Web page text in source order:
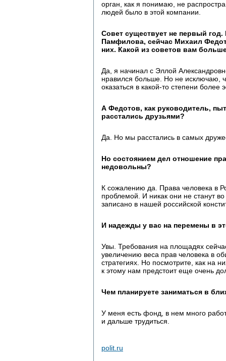
орган, как я понимаю, не
людей было в этой компании.
Совет существует не первый год.
Памфилова, сейчас Михаил
них. Какой из советов вам
Да, я начинал с Эллой
нравился больше. Но не исключаю,
оказаться в какой-то степени
А Федотов, как руководитель,
расстались друзьями?
Да. Но мы расстались в самых
Но состоянием дел отношение
недовольны?
К сожалению да. Права человека в
проблемой. И никак они не станут
записано в нашей российской
И надежды у вас на перемены в
Увы. Требования на площадях
увеличению веса прав человека в
стратегиях. Но посмотрите, как на
к этому нам предстоит еще очень
Чем планируете заниматься в
У меня есть фонд, в нем много
и дальше трудиться.
polit.ru